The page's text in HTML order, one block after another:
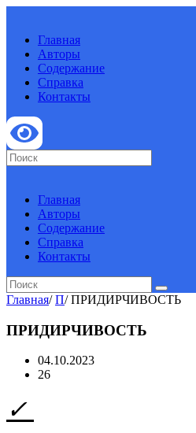
Главная
Авторы
Содержание
Справка
Контакты
Главная
Авторы
Содержание
Справка
Контакты
Главная/ П/ ПРИДИРЧИВОСТЬ
ПРИДИРЧИВОСТЬ
04.10.2023
26